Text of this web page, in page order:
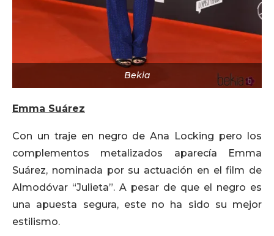
Bekia
Emma Suárez
Con un traje en negro de Ana Locking pero los
complementos metalizados aparecía Emma
Suárez, nominada por su actuación en el film de
Almodóvar “Julieta”. A pesar de que el negro es
una apuesta segura, este no ha sido su mejor
estilismo.